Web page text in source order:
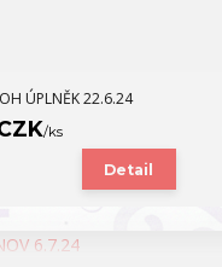
ÚPLNĚK 22.6.24
/ks
Detail